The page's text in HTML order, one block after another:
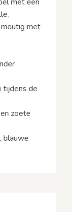
met
tijdens de
zoete
blauwe